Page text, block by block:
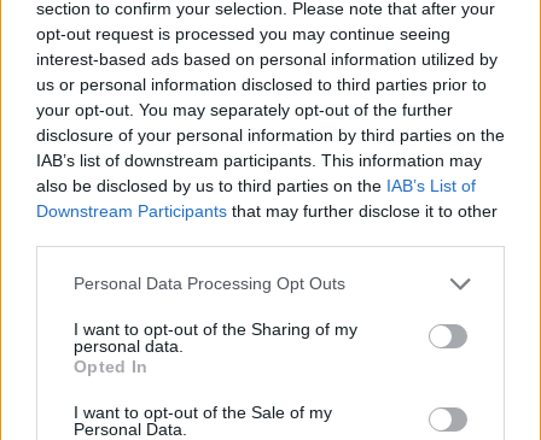
section to confirm your selection. Please note that after your
opt-out request is processed you may continue seeing
interest-based ads based on personal information utilized by
us or personal information disclosed to third parties prior to
your opt-out. You may separately opt-out of the further
disclosure of your personal information by third parties on the
IAB’s list of downstream participants. This information may
also be disclosed by us to third parties on the IAB’s List of
Downstream Participants that may further disclose it to other
Please note that this website/app uses one or more Google
not limited to your visit or usage behaviour. You may click to
grant or deny consent to Google and its third-party tags to
use your data for below specified purposes in below Google
consent section.
Personal Data Processing Opt Outs
I want to opt-out of the Sharing of my
personal data.
Opted In
I want to opt-out of the Sale of my
Personal Data.
ασκεί μεγαλύτερη πίεση στα μηχανικά μέρη.
Εξηγώντας αν οι αλλαγές θα επηρεάσουν τη
χωροταξία του μονοθεσίου ή αν αφορούν
αποκλειστικά το εσωτερικό του κινητήρα
εσωτερικής καύσης, ο Οριχάρα δεν κρύφτηκε:
«Η προτεραιότητά μας είναι να εστιάσουμε
εσωτερικά του κινητήρα. Στόχος μας είναι να
βελτιώσουμε την απόδοση του κινητήρα. Έτσι,
καύσης και προχωράμε σε τροποποιήσεις εκεί,
ώστε να βελτιώσουμε την ποιότητα της καύσης
μας. Επίσης, δουλεύουμε πάνω στη μείωση των